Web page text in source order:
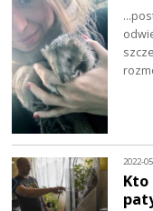
2022-
Kto